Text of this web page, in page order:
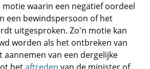
waarin een negatief oordeel
een bewindspersoon of het
uitgesproken. Zo'n motie kan
worden als het ontbreken van
van een dergelijke